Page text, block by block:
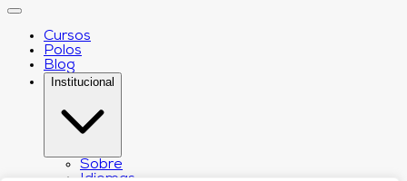
Cursos
Polos
Blog
Institucional
Sobre